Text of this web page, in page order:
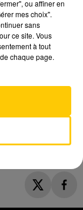
ou affiner en
mes choix".
sans
ce site. Vous
à tout
chaque page.